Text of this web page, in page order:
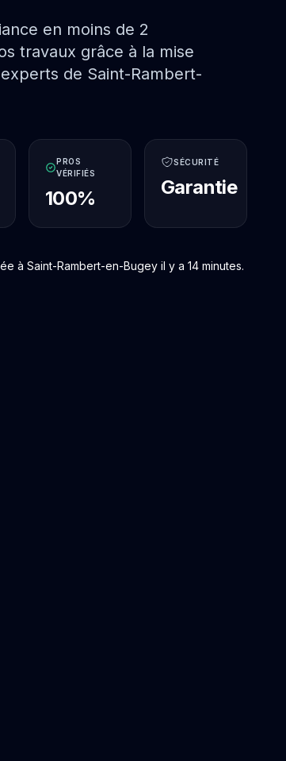
en moins de 2
travaux grâce à la mise
de Saint-Rambert-
PROS
VÉRIFIÉS
100%
SÉCURITÉ
Garantie
à Saint-Rambert-en-Bugey il y a 14 minutes.